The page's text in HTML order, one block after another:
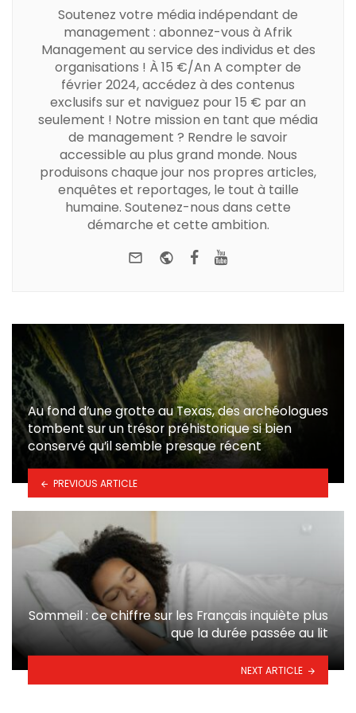
Soutenez votre média indépendant de
management : abonnez-vous à Afrik
Management au service des individus et des
organisations ! À 15 €/An A compter de
février 2024, accédez à des contenus
exclusifs sur et naviguez pour 15 € par an
seulement ! Notre mission en tant que média
de management ? Rendre le savoir
accessible au plus grand monde. Nous
produisons chaque jour nos propres articles,
enquêtes et reportages, le tout à taille
humaine. Soutenez-nous dans cette
démarche et cette ambition.
e-mailWebsiteFacebook
Au fond d’une grotte au Texas, des archéologues
tombent sur un trésor préhistorique si bien
conservé qu’il semble presque récent
PREVIOUS ARTICLE
Sommeil : ce chiffre sur les Français inquiète plus
que la durée passée au lit
NEXT ARTICLE